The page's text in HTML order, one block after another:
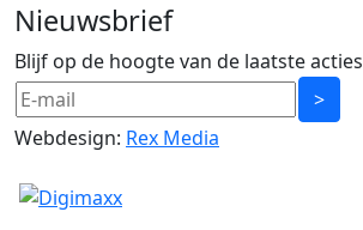
Nieuwsbrief
Blijf op de hoogte van de laatste acties
Webdesign: Rex Media